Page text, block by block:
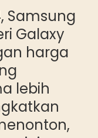
Samsung
Galaxy
harga
lebih